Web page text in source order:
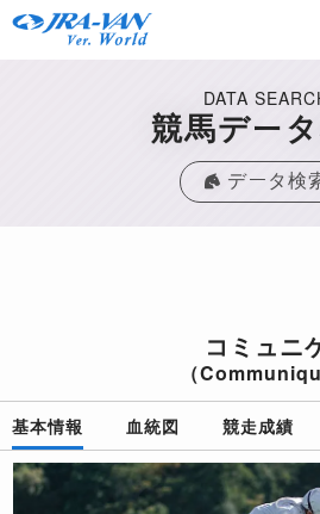
DATA
競馬デー
データ検
コミュニ
（
基本情報 血統図 競走成績